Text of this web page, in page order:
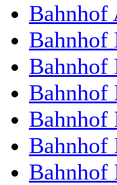
Bahnhof
Bahnhof
Bahnhof
Bahnhof
Bahnhof
Bahnhof
Bahnhof